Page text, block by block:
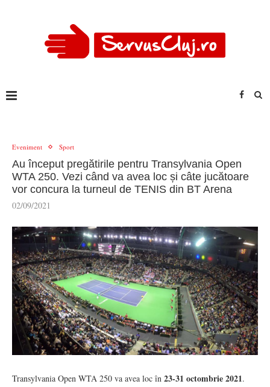
Eveniment Sport
Au început pregătirile pentru Transylvania Open
WTA 250. Vezi când va avea loc și câte jucătoare
vor concura la turneul de TENIS din BT Arena
02/09/2021
Transylvania Open WTA 250 va avea loc în 23-31 octombrie 2021.